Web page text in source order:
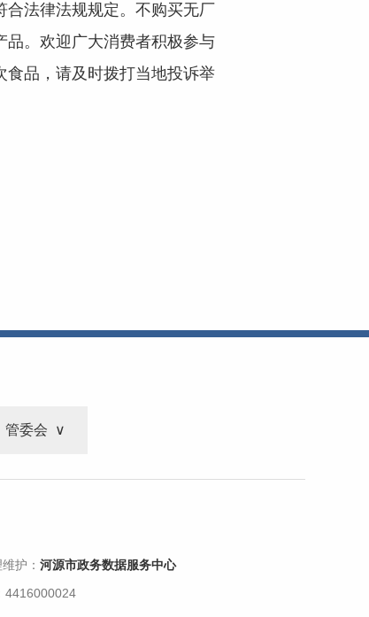
合法律法规规定。不购买无厂
品。欢迎广大消费者积极参与
食品，请及时拨打当地投诉举
管委会
护： 河源市政务数据服务中心
4416000024